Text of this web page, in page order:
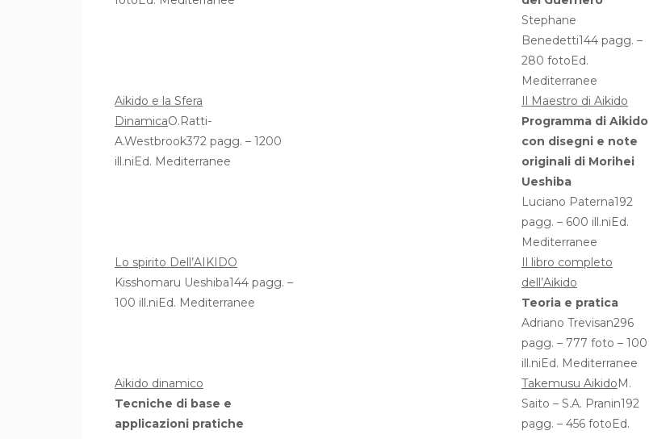
Stephane
Benedetti144 pagg. –
280 fotoEd.
Mediterranee
Aikido e la Sfera
DinamicaO.Ratti-
A.Westbrook372 pagg. – 1200
ill.niEd. Mediterranee
Il Maestro di Aikido
Programma di Aikido
con disegni e note
originali di Morihei
Ueshiba
Luciano Paterna192
pagg. – 600 ill.niEd.
Mediterranee
Lo spirito Dell’AIKIDO
Kisshomaru Ueshiba144 pagg. –
100 ill.niEd. Mediterranee
Il libro completo
dell’Aikido
Teoria e pratica
Adriano Trevisan296
pagg. – 777 foto – 100
ill.niEd. Mediterranee
Aikido dinamico
Tecniche di base e
applicazioni pratiche
Takemusu AikidoM.
Saito – S.A. Pranin192
pagg. – 456 fotoEd.